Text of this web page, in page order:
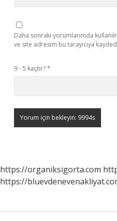
Daha sonraki yorumlarımda
ve site adresim bu tarayıcıya
9 - 5 kaçtır?*
https://organiksigorta.com
https://